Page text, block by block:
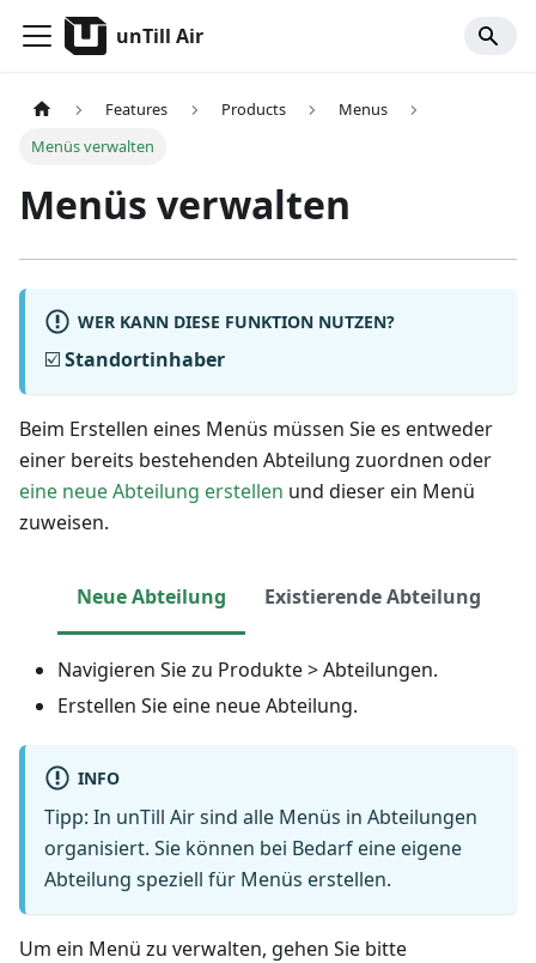
unTill Air
Features Products
Menus
Menüs verwalten
Menüs verwalten
WER KANN DIESE FUNKTION NUTZEN?
☑️Standortinhaber
Beim Erstellen eines Menüs müssen Sie es entweder
einer bereits bestehenden Abteilung zuordnen oder
eine neue Abteilung erstellen und dieser ein Menü
zuweisen.
Neue Abteilung Existierende Abteilung
Navigieren Sie zu Produkte > Abteilungen.
Erstellen Sie eine neue Abteilung.
INFO
Tipp: In unTill Air sind alle Menüs in Abteilungen
organisiert. Sie können bei Bedarf eine eigene
Abteilung speziell für Menüs erstellen.
Um ein Menü zu verwalten, gehen Sie bitte